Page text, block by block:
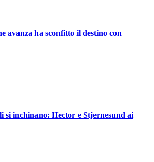
avanza ha sconfitto il destino con
si inchinano: Hector e Stjernesund ai